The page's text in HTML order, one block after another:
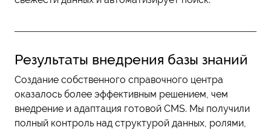
Результаты внедрения базы знаний
Создание собственного справочного центра
оказалось более эффективным решением, чем
внедрение и адаптация готовой CMS. Мы получили
полный контроль над структурой данных, ролями,